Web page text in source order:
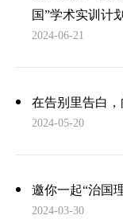
国”学术实训计
2024-06-21
在告别里告白
2024-05-20
邀你一起“治国
2024-03-30